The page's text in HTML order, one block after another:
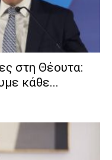
στη Θέουτα:
κάθε...